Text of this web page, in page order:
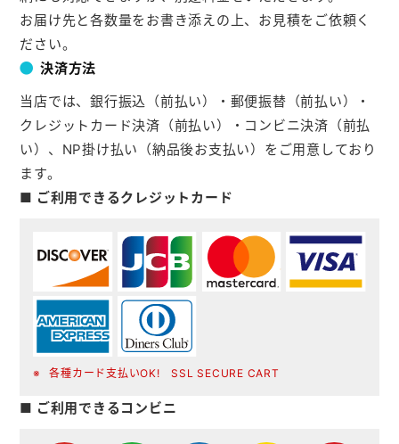
お届け先と各数量をお書き添えの上、お見積をご依頼く
ださい。
決済方法
当店では、銀行振込（前払い）・郵便振替（前払い）・
クレジットカード決済（前払い）・コンビニ決済（前払
い）、NP掛け払い（納品後お支払い）をご用意しており
ます。
■ ご利用できるクレジットカード
各種カード支払いOK! SSL SECURE CART
■ ご利用できるコンビニ